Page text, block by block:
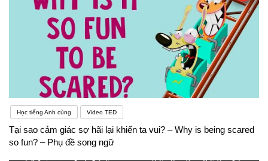
Học tiếng Anh cùng Video TED
Tại sao cảm giác sợ hãi lại khiến ta vui? – Why is being scared
so fun? – Phụ đề song ngữ